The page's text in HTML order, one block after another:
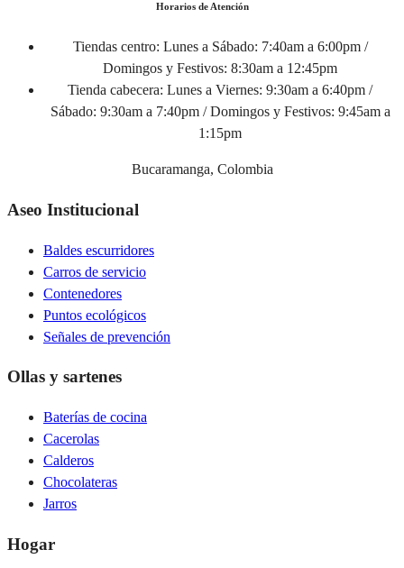
Horarios de Atención
Tiendas centro: Lunes a Sábado: 7:40am a 6:00pm /
Domingos y Festivos: 8:30am a 12:45pm
Tienda cabecera: Lunes a Viernes: 9:30am a 6:40pm /
Sábado: 9:30am a 7:40pm / Domingos y Festivos: 9:45am a
1:15pm
Bucaramanga, Colombia
Aseo Institucional
Baldes escurridores
Carros de servicio
Contenedores
Puntos ecológicos
Señales de prevención
Ollas y sartenes
Baterías de cocina
Cacerolas
Calderos
Chocolateras
Jarros
Hogar